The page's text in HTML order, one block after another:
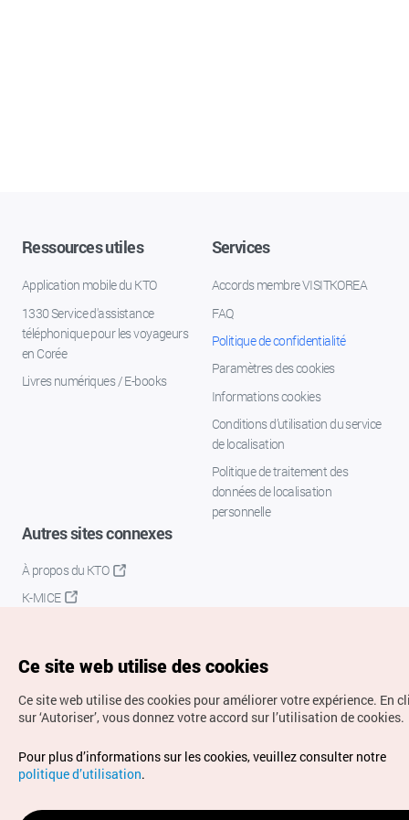
Ressources utiles
Application mobile du KTO
1330 Service d'assistance
téléphonique pour les voyageurs
en Corée
Livres numériques / E-books
Services
Accords membre VISITKOREA
FAQ
Politique de confidentialité
Paramètres des cookies
Informations cookies
Conditions d’utilisation du service
de localisation
Politique de traitement des
données de localisation
personnelle
Autres sites connexes
À propos du KTO
K-MICE
Droits d’auteur (c) Office National du Tourisme en Corée.
Tous droits réservés.
Pour les rapports d'erreurs et demandes de renseignements,
adressez vos demandes à
Ce site web utilise des cookies
Ce site web utilise des cookies pour améliorer votre expérience. En
sur ‘Autoriser’, vous donnez votre accord sur l’utilisation de cookies.
Pour plus d’informations sur les cookies, veuillez consulter notre
politique d’utilisation.